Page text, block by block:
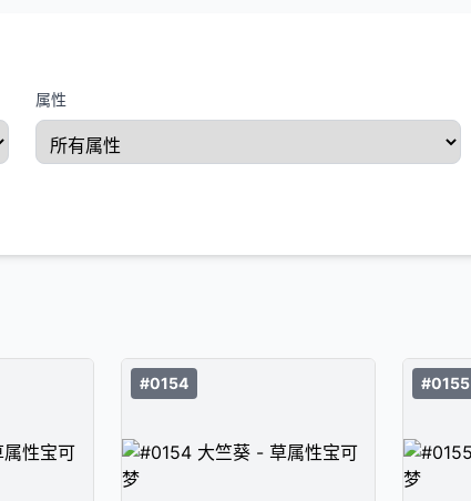
属性
#0154 #0155